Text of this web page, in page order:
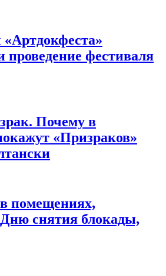
проведение фестиваля
Почему в
«Призраков»
помещениях,
снятия блокады,